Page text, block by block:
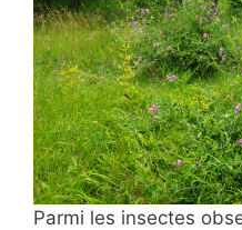
Parmi les insectes